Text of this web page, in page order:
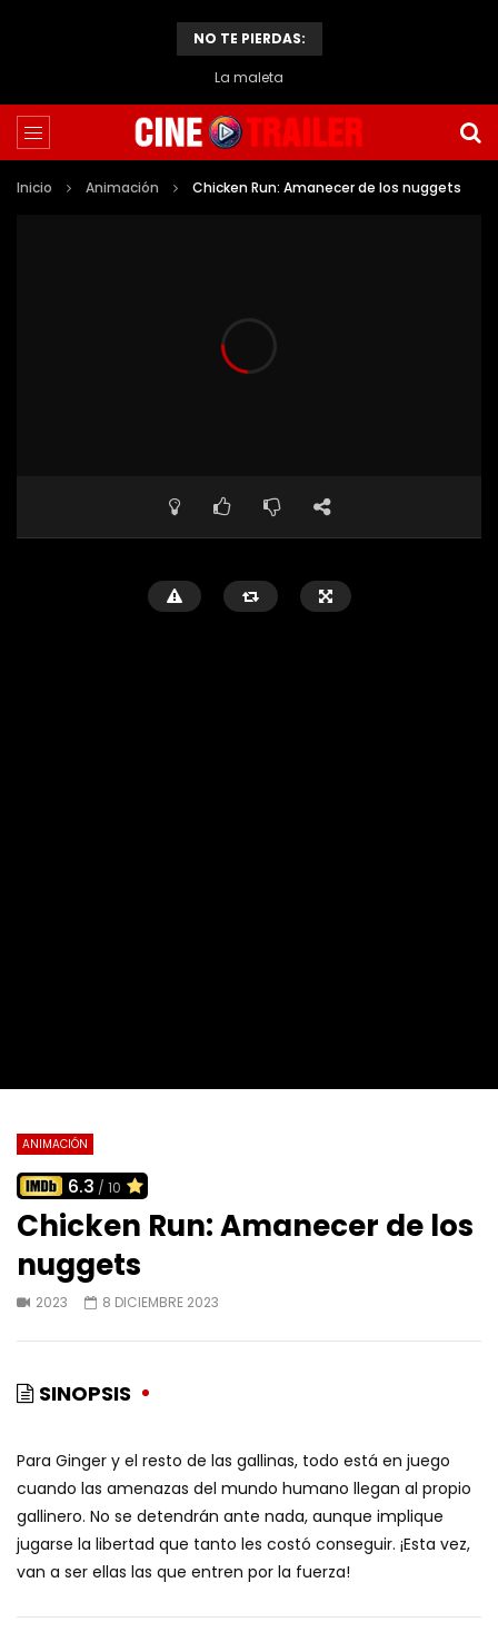
NO TE PIERDAS:
La maleta
Inicio Animación Chicken Run: Amanecer de los nuggets
ANIMACIÓN
6.3 / 10
Chicken Run: Amanecer de los
nuggets
2023 8 DICIEMBRE 2023
SINOPSIS
Para Ginger y el resto de las gallinas, todo está en juego
cuando las amenazas del mundo humano llegan al propio
gallinero. No se detendrán ante nada, aunque implique
jugarse la libertad que tanto les costó conseguir. ¡Esta vez,
van a ser ellas las que entren por la fuerza!